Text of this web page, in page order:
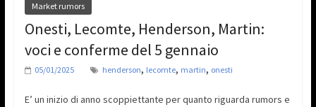
Market rumors
Onesti, Lecomte, Henderson, Martin:
voci e conferme del 5 gennaio
05/01/2025 henderson, lecomte, martin, onesti
E’ un inizio di anno scoppiettante per quanto riguarda rumors e